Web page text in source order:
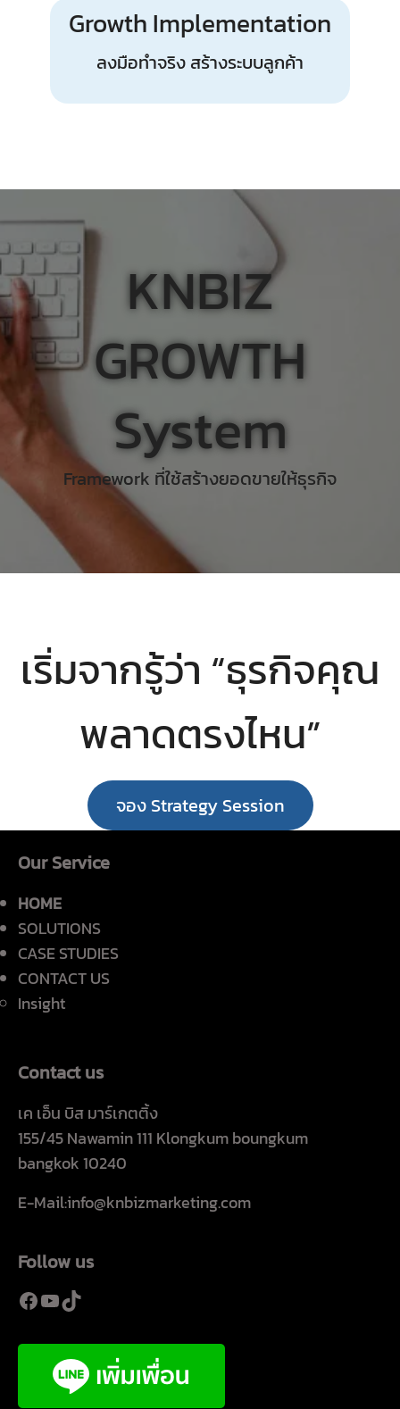
Growth Implementation
ลงมือทำจริง สร้างระบบลูกค้า
KNBIZ
GROWTH
System
Framework ที่ใช้สร้างยอดขายให้ธุรกิจ
เริ่มจากรู้ว่า “ธุรกิจคุณ
พลาดตรงไหน”
จอง Strategy Session
Our Service
HOME
SOLUTIONS
CASE STUDIES
CONTACT US
Insight
Contact us
เค เอ็น บิส มาร์เกตติ้ง
155/45 Nawamin 111 Klongkum boungkum
bangkok 10240
E-Mail:info@knbizmarketing.com
Follow us
Facebook
YouTube
TikTok